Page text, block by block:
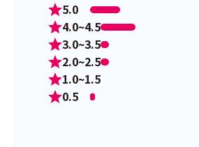
5.0
4.0~4.5
3.0~3.5
2.0~2.5
1.0~1.5
0.5